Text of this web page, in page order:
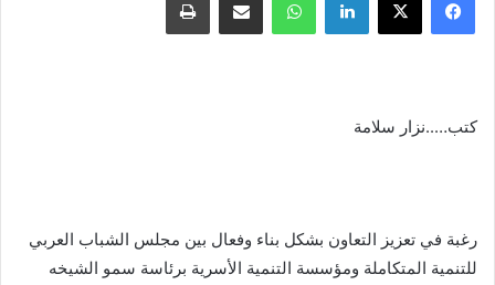
كتب…..نزار سلامة
رغبة في تعزيز التعاون بشكل بناء وفعال بين مجلس الشباب العربي
للتنمية المتكاملة ومؤسسة التنمية الأسرية برئاسة سمو الشيخه